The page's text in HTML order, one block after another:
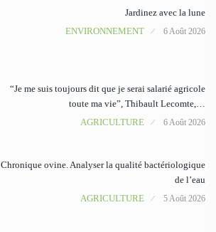
Jardinez avec la lune
ENVIRONNEMENT
6 Août 2026
“Je me suis toujours dit que je serai salarié agricole
toute ma vie”, Thibault Lecomte,…
AGRICULTURE
6 Août 2026
Chronique ovine. Analyser la qualité bactériologique
de l’eau
AGRICULTURE
5 Août 2026